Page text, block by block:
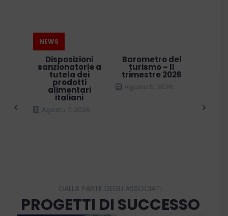
NEWS
Disposizioni
sanzionatorie a
tutela dei
prodotti
alimentari
italiani
Agosto 7, 2026
Barometro del
turismo – II
trimestre 2026
Agosto 5, 2026
DALLA PARTE DEGLI ASSOCIATI
PROGETTI DI SUCCESSO